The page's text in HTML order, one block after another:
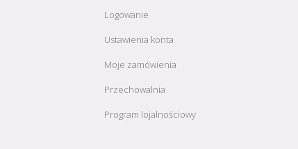
Logowanie
Ustawienia konta
Moje zamówienia
Przechowalnia
Program lojalnościowy